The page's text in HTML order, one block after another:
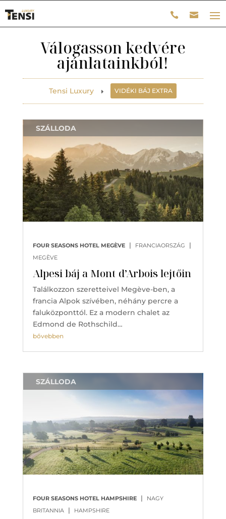
Válogasson kedvére
ajánlatainkból!
Tensi Luxury E VIDÉKI BÁJ EXTRA
Alpesi báj a Mont d’Arbois lejtőin
FOUR SEASONS HOTEL MEGÈVE | FRANCIAORSZÁG |
MEGÈVE
SZÁLLODA
Találkozzon szeretteivel Megève-ben, a
francia Alpok szívében, néhány percre a
faluközponttól. Ez a modern chalet az
Edmond de Rothschild…
bővebben
FOUR SEASONS HOTEL HAMPSHIRE |
NAGY
BRITANNIA
| HAMPSHIRE
SZÁLLODA